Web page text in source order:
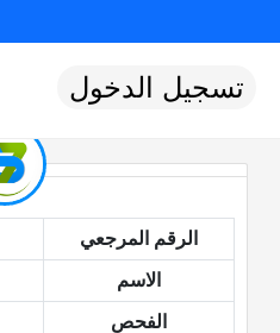
تسجيل الدخول
الرقم المرجعي
الاسم
الفحص